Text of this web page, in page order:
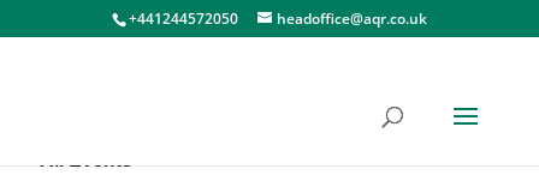
+441244572050 headoffice@aqr.co.uk
« All Events